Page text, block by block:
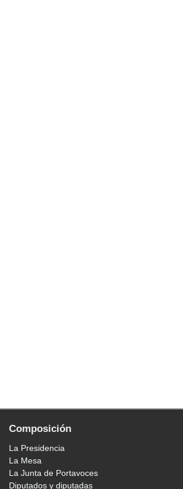
Composición
La Presidencia
La Mesa
La Junta de Portavoces
Diputados y diputadas